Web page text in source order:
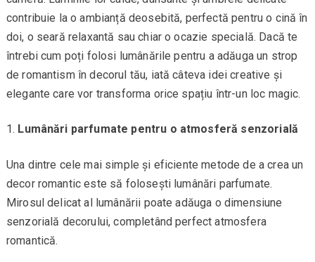
contribuie la o ambianță deosebită, perfectă pentru o cină în
doi, o seară relaxantă sau chiar o ocazie specială. Dacă te
întrebi cum poți folosi lumânările pentru a adăuga un strop
de romantism în decorul tău, iată câteva idei creative și
elegante care vor transforma orice spațiu într-un loc magic.
Lumânări parfumate pentru o atmosferă senzorială
Una dintre cele mai simple și eficiente metode de a crea un
decor romantic este să folosești lumânări parfumate.
Mirosul delicat al lumânării poate adăuga o dimensiune
senzorială decorului, completând perfect atmosfera
romantică.